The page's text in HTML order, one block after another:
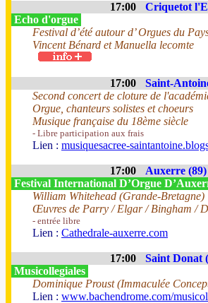
17:00
Criquetot
Echo d'orgue
Festival d’été autour d’ Orgues du
Vincent Bénard et Manuella lecomte
17:00
Saint-
Second concert de cloture de
Orgue, chanteurs solistes et choeurs
Musique française du 18ème siècle
- Libre participation aux frais
Lien : musiquesacree-
17:00 Auxerre
Festival International D’Orgue
William Whitehead (Grande-Bretagne)
Œuvres de Parry / Elgar / Bingham /
- entrée libre
Lien : Cathedrale-auxerre.com
17:00
Saint Donat
Musicollegiales
Dominique Proust (Immaculée
Lien : www.bachendrome.com/